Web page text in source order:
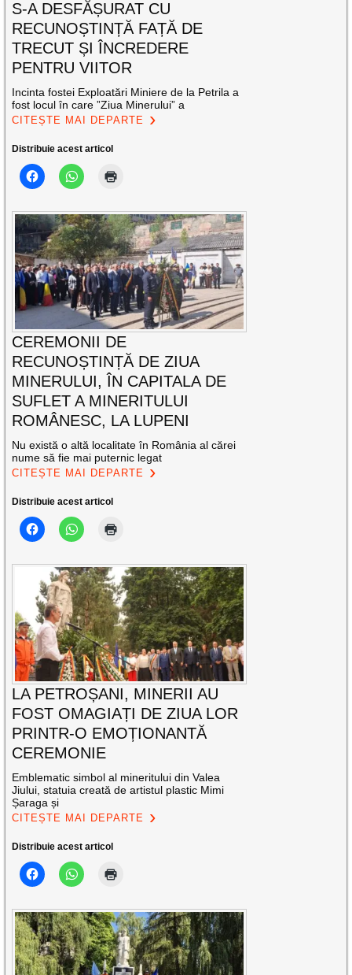
S-A DESFĂȘURAT CU
RECUNOȘTINȚĂ FAȚĂ DE
TRECUT ȘI ÎNCREDERE
PENTRU VIITOR
Incinta fostei Exploatări Miniere de la Petrila a
fost locul în care ”Ziua Minerului” a
CITEȘTE MAI DEPARTE
Distribuie acest articol
CEREMONII DE
RECUNOȘTINȚĂ DE ZIUA
MINERULUI, ÎN CAPITALA DE
SUFLET A MINERITULUI
ROMÂNESC, LA LUPENI
Nu există o altă localitate în România al cărei
nume să fie mai puternic legat
CITEȘTE MAI DEPARTE
Distribuie acest articol
LA PETROȘANI, MINERII AU
FOST OMAGIAȚI DE ZIUA LOR
PRINTR-O EMOȚIONANTĂ
CEREMONIE
Emblematic simbol al mineritului din Valea
Jiului, statuia creată de artistul plastic Mimi
Șaraga și
CITEȘTE MAI DEPARTE
Distribuie acest articol